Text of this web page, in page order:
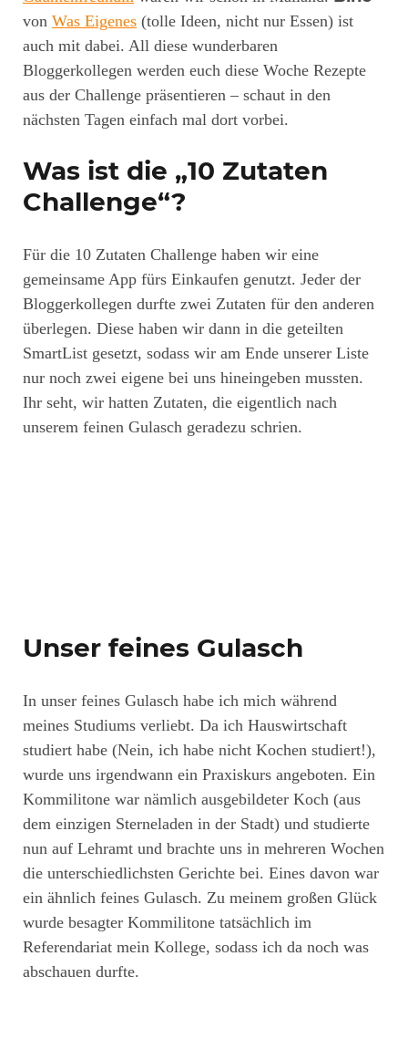
von Was Eigenes (tolle Ideen, nicht nur Essen) ist
auch mit dabei. All diese wunderbaren
Bloggerkollegen werden euch diese Woche Rezepte
aus der Challenge präsentieren – schaut in den
nächsten Tagen einfach mal dort vorbei.
Was ist die „10 Zutaten
Challenge“?
Für die 10 Zutaten Challenge haben wir eine
gemeinsame App fürs Einkaufen genutzt. Jeder der
Bloggerkollegen durfte zwei Zutaten für den anderen
überlegen. Diese haben wir dann in die geteilten
SmartList gesetzt, sodass wir am Ende unserer Liste
nur noch zwei eigene bei uns hineingeben mussten.
Ihr seht, wir hatten Zutaten, die eigentlich nach
unserem feinen Gulasch geradezu schrien.
Unser feines Gulasch
In unser feines Gulasch habe ich mich während
meines Studiums verliebt. Da ich Hauswirtschaft
studiert habe (Nein, ich habe nicht Kochen studiert!),
wurde uns irgendwann ein Praxiskurs angeboten. Ein
Kommilitone war nämlich ausgebildeter Koch (aus
dem einzigen Sterneladen in der Stadt) und studierte
nun auf Lehramt und brachte uns in mehreren Wochen
die unterschiedlichsten Gerichte bei. Eines davon war
ein ähnlich feines Gulasch. Zu meinem großen Glück
wurde besagter Kommilitone tatsächlich im
Referendariat mein Kollege, sodass ich da noch was
abschauen durfte.